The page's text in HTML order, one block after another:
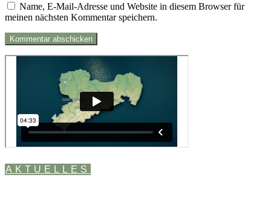
Name, E-Mail-Adresse und Website in diesem Browser für
meinen nächsten Kommentar speichern.
AKTUELLES